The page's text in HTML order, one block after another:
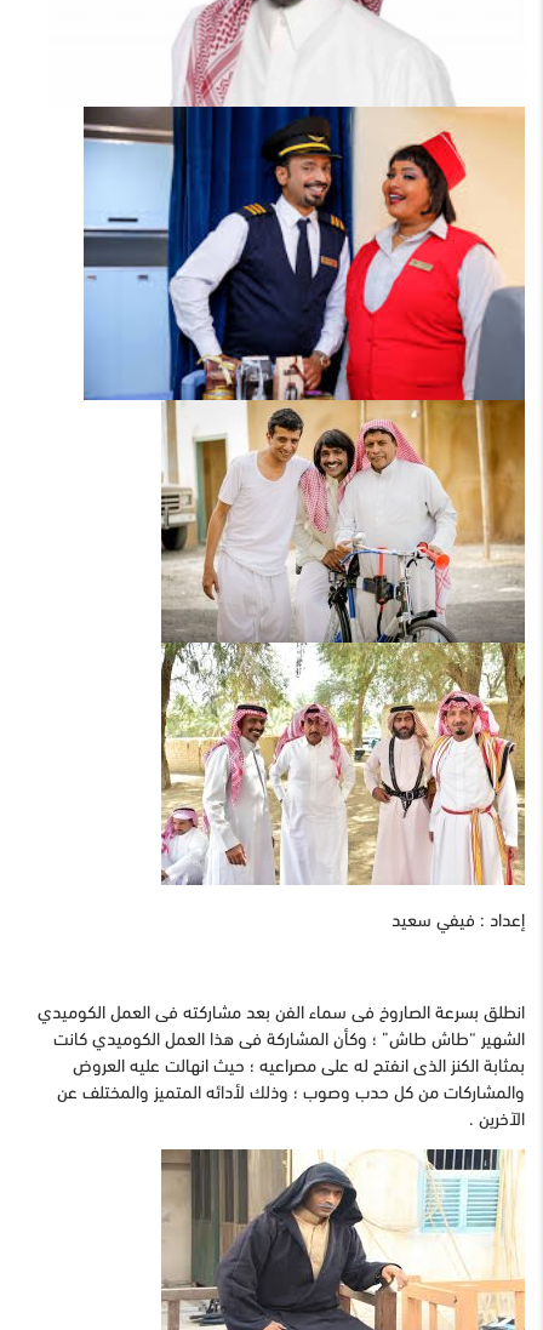
إعداد : فيفي سعيد
انطلق بسرعة الصاروخ فى سماء الفن بعد مشاركته فى العمل الكوميدي
الشهير “طاش طاش” ؛ وكأن المشاركة فى هذا العمل الكوميدي كانت
بمثابة الكنز الذى انفتح له على مصراعيه ؛ حيث انهالت عليه العروض
والمشاركات من كل حدب وصوب ؛ وذلك لأدائه المتميز والمختلف عن
الآخرين .